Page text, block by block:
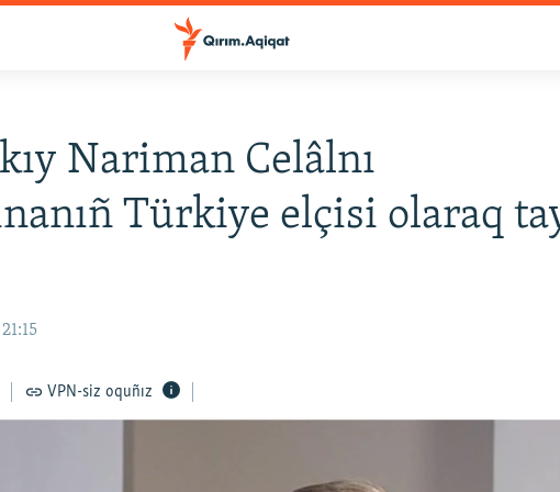
Nariman Celâlnı
Türkiye elçisi olaraq
VPN-siz oquñız